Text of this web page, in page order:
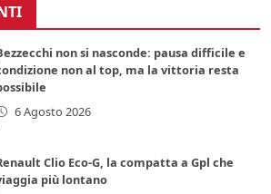
non si nasconde: pausa difficile e
non al top, ma la vittoria resta
6 Agosto 2026
Clio Eco-G, la compatta a Gpl che
più lontano